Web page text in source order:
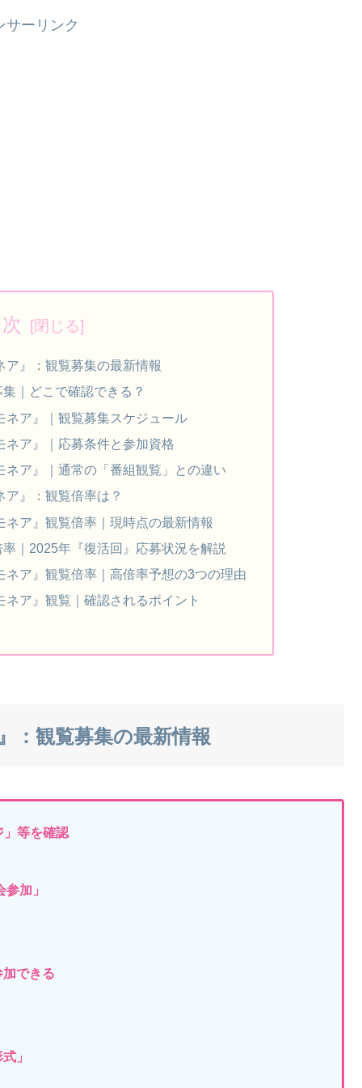
サーリンク
』：観覧募集の最新情報
｜どこで確認できる？
ア』｜観覧募集スケジュール
ア』｜応募条件と参加資格
ア』｜通常の「番組観覧」との違い
』：観覧倍率は？
ア』観覧倍率｜現時点の最新情報
｜2025年『復活回』応募状況を解説
ア』観覧倍率｜高倍率予想の3つの理由
ア』観覧｜確認されるポイント
：観覧募集の最新情報
等を確認
加」
できる
」